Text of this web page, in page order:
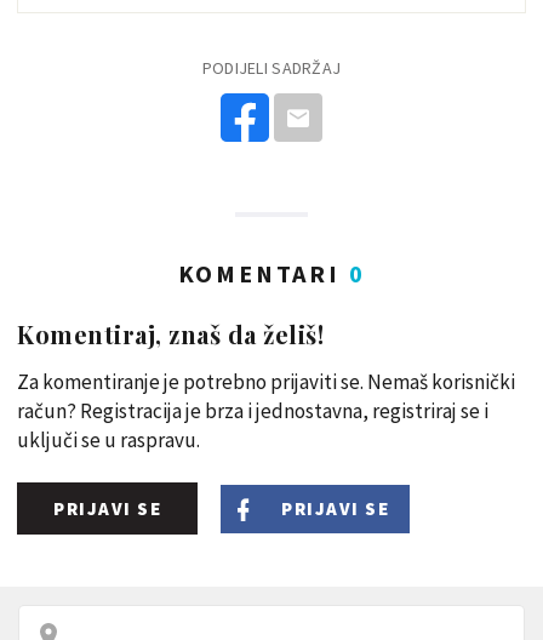
PODIJELI SADRŽAJ
KOMENTARI 0
Komentiraj, znaš da želiš!
Za komentiranje je potrebno prijaviti se. Nemaš korisnički
račun? Registracija je brza i jednostavna, registriraj se i
uključi se u raspravu.
PRIJAVI SE PRIJAVI SE